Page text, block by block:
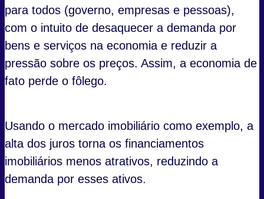
para todos (governo, empresas e pessoas),
com o intuito de desaquecer a demanda por
bens e serviços na economia e reduzir a
pressão sobre os preços. Assim, a economia de
fato perde o fôlego.
Usando o mercado imobiliário como exemplo, a
alta dos juros torna os financiamentos
imobiliários menos atrativos, reduzindo a
demanda por esses ativos.